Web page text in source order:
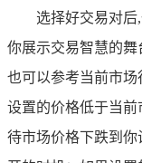
选择好交易对
你展示交易智慧的舞
也可以参考当前市
设置的价格低于当
待市场价格下跌到